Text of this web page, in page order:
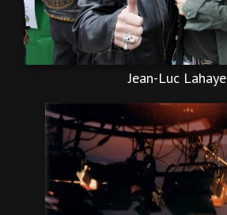
Jean-Luc Lahaye